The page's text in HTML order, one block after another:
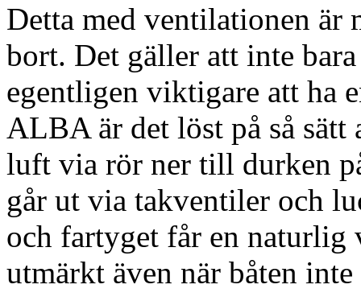
Detta med ventilationen
bort. Det gäller att inte
egentligen viktigare att ha
ALBA är det löst på så
luft via rör ner till durken
går ut via takventiler och
och fartyget får en
utmärkt även när båten inte